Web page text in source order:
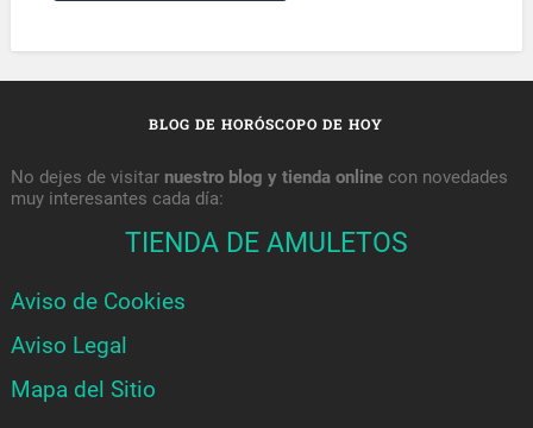
BLOG DE HORÓSCOPO DE HOY
No dejes de visitar nuestro blog y tienda onlinecon novedades
muy interesantes cada día:
TIENDA DE AMULETOS
Aviso de Cookies
Aviso Legal
Mapa del Sitio